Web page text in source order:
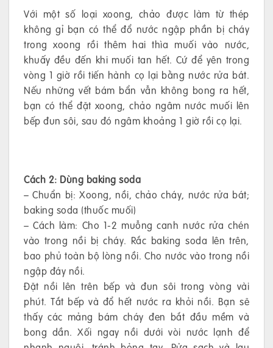
Với một số loại xoong, chảo được làm từ thép
không gỉ bạn có thể đổ nước ngập phần bị cháy
trong xoong rồi thêm hai thìa muối vào nước,
khuấy đều đến khi muối tan hết. Cứ để yên trong
vòng 1 giờ rồi tiến hành cọ lại bằng nước rửa bát.
Nếu những vết bám bẩn vẫn không bong ra hết,
bạn có thể đặt xoong, chảo ngâm nước muối lên
bếp đun sôi, sau đó ngâm khoảng 1 giờ rồi cọ lại.
Cách 2: Dùng baking soda
– Chuẩn bị: Xoong, nồi, chảo cháy, nước rửa bát;
baking soda (thuốc muối)
– Cách làm: Cho 1-2 muỗng canh nước rửa chén
vào trong nồi bị cháy. Rắc baking soda lên trên,
bao phủ toàn bộ lòng nồi. Cho nước vào trong nồi
ngập đáy nồi.
Đặt nồi lên trên bếp và đun sôi trong vòng vài
phút. Tắt bếp và đổ hết nước ra khỏi nồi. Bạn sẽ
thấy các mảng bám cháy đen bắt đầu mềm và
bong dần. Xối ngay nồi dưới vòi nước lạnh để